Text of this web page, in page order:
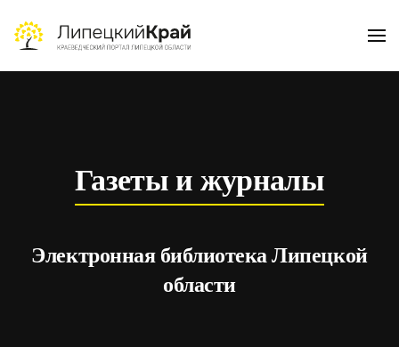
Skip to main content
Газеты и журналы
Электронная библиотека Липецкой
области